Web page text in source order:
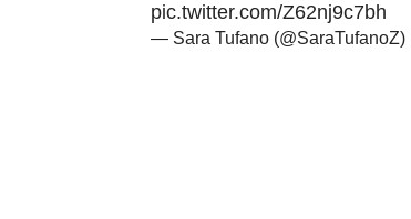
pic.twitter.com/Z62nj9c7bh
— Sara Tufano (@SaraTufanoZ)